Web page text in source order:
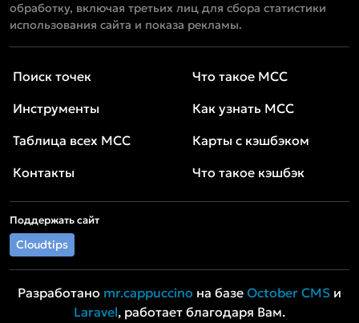
обработку, включая третьих лиц для сбора статистики
использования сайта и показа рекламы.
Поиск точек
Инструменты
Таблица всех MCC
Контакты
Что такое MCC
Как узнать MCC
Карты с кэшбэком
Что такое кэшбэк
Поддержать сайт
Cloudtips
Разработано mr.cappuccino на базе October CMS и
Laravel, работает благодаря Вам.